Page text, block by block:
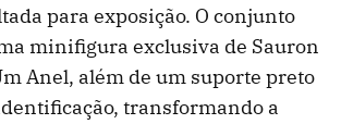
para exposição. O conjunto
minifigura exclusiva de Sauron
Anel, além de um suporte preto
transformando a